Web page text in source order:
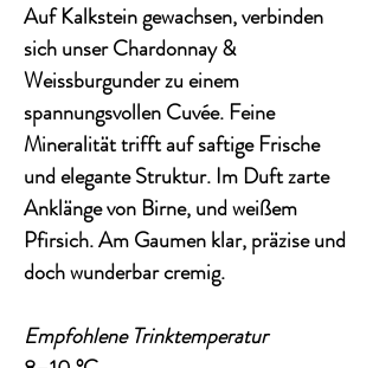
Auf Kalkstein gewachsen, verbinden
sich unser Chardonnay &
Weissburgunder zu einem
spannungsvollen Cuvée. Feine
Mineralität trifft auf saftige Frische
und elegante Struktur. Im Duft zarte
Anklänge von Birne, und weißem
Pfirsich. Am Gaumen klar, präzise und
doch wunderbar cremig.
Empfohlene Trinktemperatur